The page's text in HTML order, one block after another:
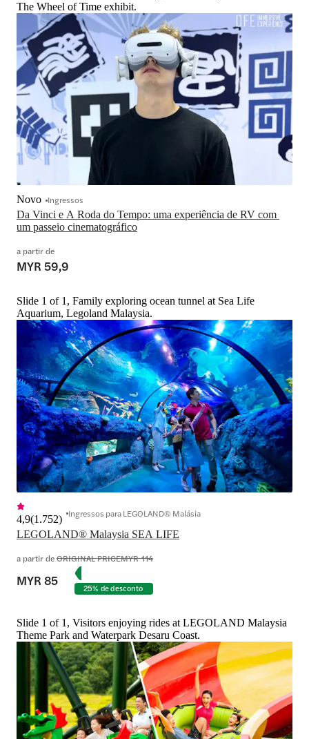
The Wheel of Time exhibit.
Da Vinci e A Roda do Tempo: uma experiência de RV com
um passeio cinematográfico
Novo Ingressos
a partir de
MYR 59,9
Slide 1 of 1, Family exploring ocean tunnel at Sea Life
Aquarium, Legoland Malaysia.
LEGOLAND® Malaysia SEA LIFE
4,9(1.752) Ingressos para LEGOLAND® Malásia
a partir deORIGINAL PRICEMYR 114
MYR 85 25% de desconto
Slide 1 of 1, Visitors enjoying rides at LEGOLAND Malaysia
Theme Park and Waterpark Desaru Coast.